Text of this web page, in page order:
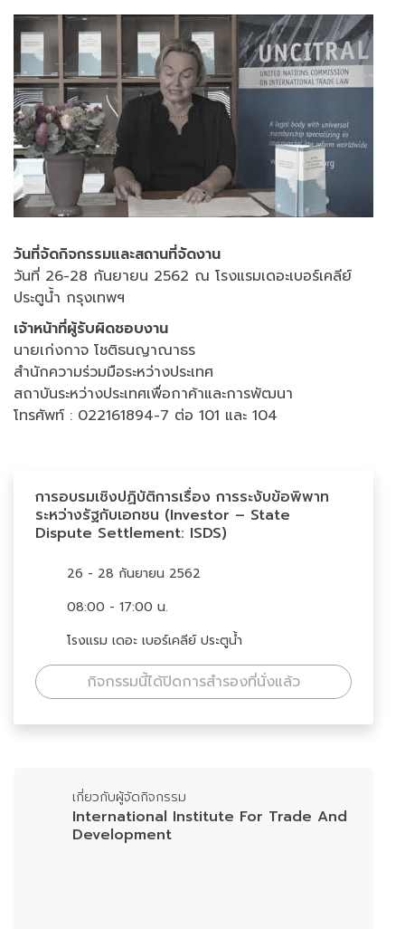
วันที่จัดกิจกรรมและสถานที่จัดงาน
วันที่ 26-28 กันยายน 2562 ณ โรงแรมเดอะเบอร์เคลีย์
ประตูน้ำ กรุงเทพฯ
เจ้าหน้าที่ผู้รับผิดชอบงาน
นายเก่งกาจ โชติธนญาณาธร
สำนักความร่วมมือระหว่างประเทศ
สถาบันระหว่างประเทศเพื่อกาค้าและการพัฒนา
โทรศัพท์ : 022161894-7 ต่อ 101 และ 104
การอบรมเชิงปฏิบัติการเรื่อง การระงับข้อพิพาท
ระหว่างรัฐกับเอกชน (Investor – State
Dispute Settlement: ISDS)
26 - 28 กันยายน 2562
08:00 - 17:00 น.
โรงแรม เดอะ เบอร์เคลีย์ ประตูน้ำ
กิจกรรมนี้ได้ปิดการสำรองที่นั่งแล้ว
เกี่ยวกับผู้จัดกิจกรรม
International Institute For Trade And
Development